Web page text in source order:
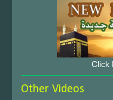
Click
Other Videos